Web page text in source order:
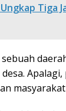
Tiga